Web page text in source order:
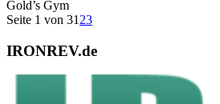
Gold’s Gym
Seite 1 von 31 23
IRONREV.de